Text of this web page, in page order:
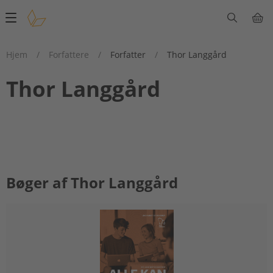
Main
Hjem
/ Forfattere / Forfatter / Thor Langgård
Thor Langgård
Bøger af Thor Langgård